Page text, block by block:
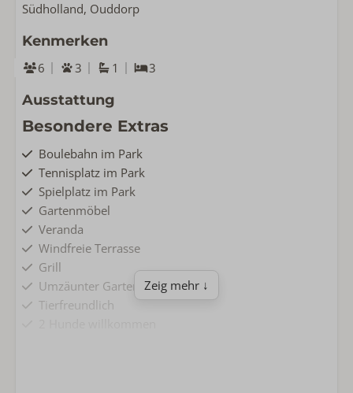
Südholland, Ouddorp
Kenmerken
6 3 1 3
Ausstattung
Besondere Extras
Boulebahn im Park
Tennisplatz im Park
Spielplatz im Park
Gartenmöbel
Veranda
Windfreie Terrasse
Grill
Umzäunter Garten
Tierfreundlich
Zeig mehr ↓